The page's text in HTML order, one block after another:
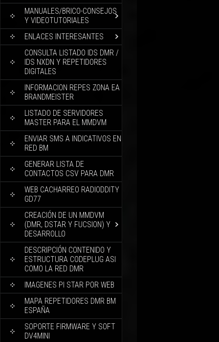
MANUALES/BRICO-CONSEJOS
Y VIDEOTUTORIALES
ENLACES INTERESANTES
CONSULTA LISTADO IDS DMR /
IDS NXDN Y REPETIDORES
DIGITALES
INFORMACION REPES ZONA EA
BRANDMEISTER
LISTADO DE SERVIDORES
MASTER PARA EL MMDVM
ENVIAR SMS A INDICATIVOS EN
RED BM
GENERAR LISTA DE
CONTACTOS CSV PARA DMR
WEB CACHARREO RADIODDITY
GD77
CREACIÓN DE UN MMDVM
(DMR, DSTAR Y FUCSION) Y
DESARROLLO
DESCRIPCIÓN CONTENIDO Y
ESTRUCTURA CODEPLUG ASI
COMO LA RED DMR
IMAGENES PI STAR POR WEB
MAPA REPETIDORES DMR BM
ESPAÑA
SOPORTE FIRMWARE Y SOFT
DV4MINI